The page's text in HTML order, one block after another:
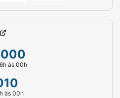
às 00h
às 00h